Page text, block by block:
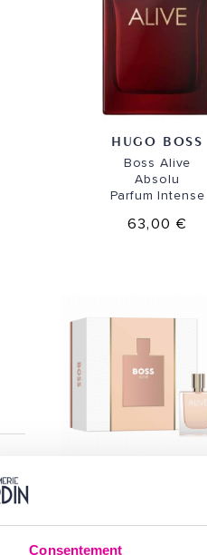
Consentement
HUGO BOSS
Boss Alive
Absolu
Parfum Intense
63,00 €
Coffret Eau de